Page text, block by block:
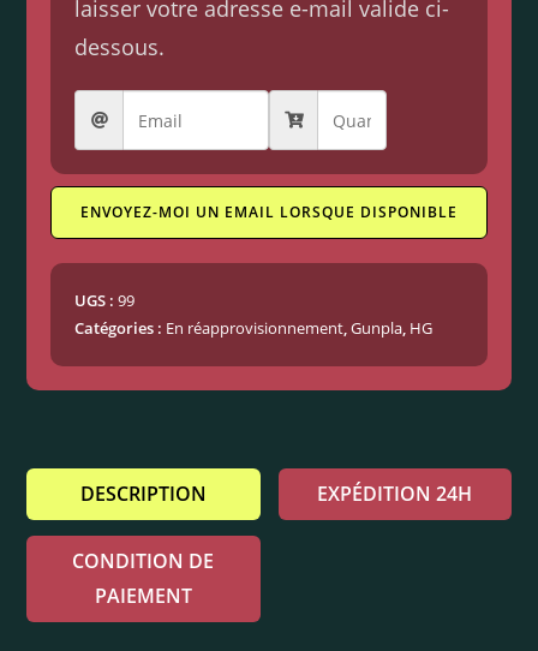
laisser votre adresse e-mail valide ci-
dessous.
ENVOYEZ-MOI UN EMAIL LORSQUE DISPONIBLE
UGS :99
Catégories : En réapprovisionnement,Gunpla, HG
DESCRIPTION EXPÉDITION 24H
CONDITION DE
PAIEMENT